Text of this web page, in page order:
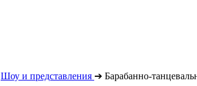
Шоу и представления ➔ Барабанно-